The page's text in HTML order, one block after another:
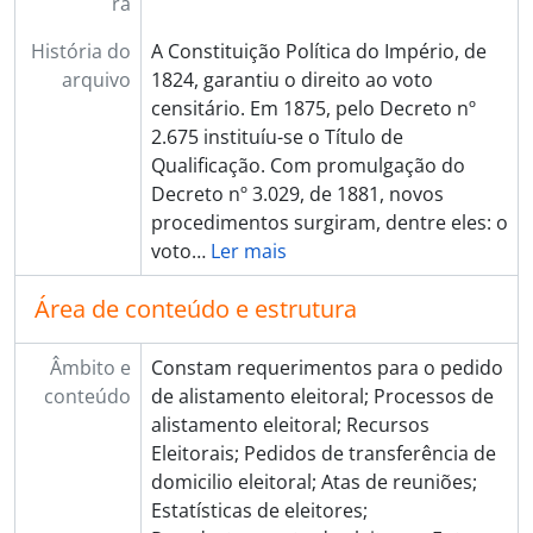
[Dossiê] BR ESAPEES BR ESAPEES JEL.61 - Caixa 61, 1905 - 1930
[Dossiê] BR ESAPEES BR ESAPEES JEL.62 - Caixa 62, 1916
[Dossiê] BR ESAPEES BR ESAPEES JEL.63 - Caixa 63, 1916
[Dossiê] BR ESAPEES BR ESAPEES JEL.64 - Caixa 64, 1916
[Dossiê] BR ESAPEES BR ESAPEES JEL.65 - Caixa 65, 1910 - 1930
[Dossiê] BR ESAPEES BR ESAPEES JEL.66 - Caixa 66, 1917 - 1930
[Dossiê] BR ESAPEES BR ESAPEES JEL.67 - Caixa 67, 1916
[Dossiê] BR ESAPEES BR ESAPEES JEL.68 - Caixa 68, 1918
[Dossiê] BR ESAPEES BR ESAPEES JEL.69 - Caixa 69, 1918- 1930
[Dossiê] BR ESAPEES BR ESAPEES JEL.70 - Caixa 70, 1918
[Dossiê] BR ESAPEES BR ESAPEES JEL.71 - Caixa 71, 1912 - 1930
[Dossiê] BR ESAPEES BR ESAPEES JEL.73 - Caixa 73, 1918 - 1930
[Dossiê] BR ESAPEES BR ESAPEES JEL.74 - Caixa 74, 1918 - 1930
[Dossiê] BR ESAPEES BR ESAPEES JEL.75 - Caixa 75, 1918 - 1930
[Dossiê] BR ESAPEES BR ESAPEES JEL.76 - Caixa 76, 1918 - 1930
[Dossiê] BR ESAPEES BR ESAPEES JEL.77 - Caixa 77, 1921
[Dossiê] BR ESAPEES BR ESAPEES JEL.78 - Caixa 78, 1921 - 1930
História do
arquivo
A Constituição Política do Império, de
1824, garantiu o direito ao voto
censitário. Em 1875, pelo Decreto nº
2.675 instituíu-se o Título de
Qualificação. Com promulgação do
Decreto nº 3.029, de 1881, novos
procedimentos surgiram, dentre eles: o
voto… Ler mais
Área de conteúdo e estrutura
Âmbito e
conteúdo
Constam requerimentos para o pedido
de alistamento eleitoral; Processos de
alistamento eleitoral; Recursos
Eleitorais; Pedidos de transferência de
domicilio eleitoral; Atas de reuniões;
Estatísticas de eleitores;